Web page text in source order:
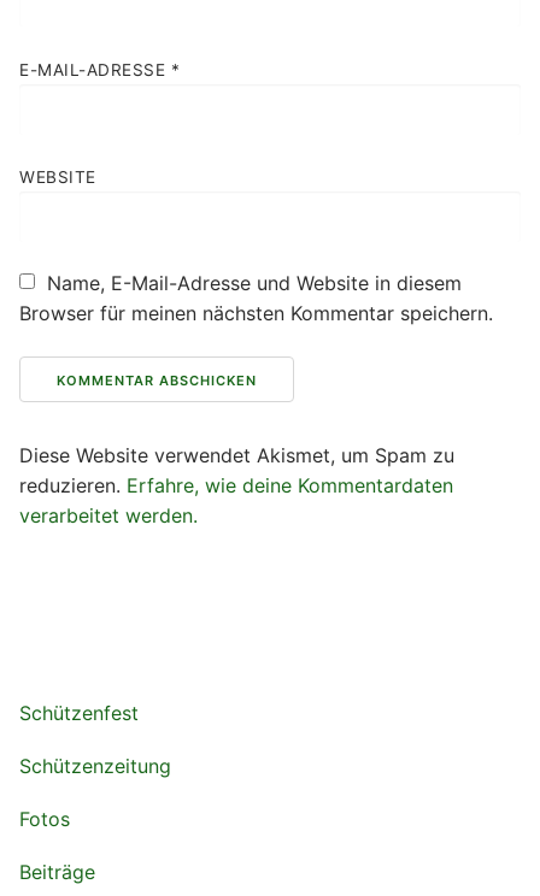
E-MAIL-ADRESSE *
WEBSITE
Name, E-Mail-Adresse und Website in diesem
Browser für meinen nächsten Kommentar speichern.
Diese Website verwendet Akismet, um Spam zu
reduzieren. Erfahre, wie deine Kommentardaten
verarbeitet werden.
Schützenfest
Schützenzeitung
Fotos
Beiträge